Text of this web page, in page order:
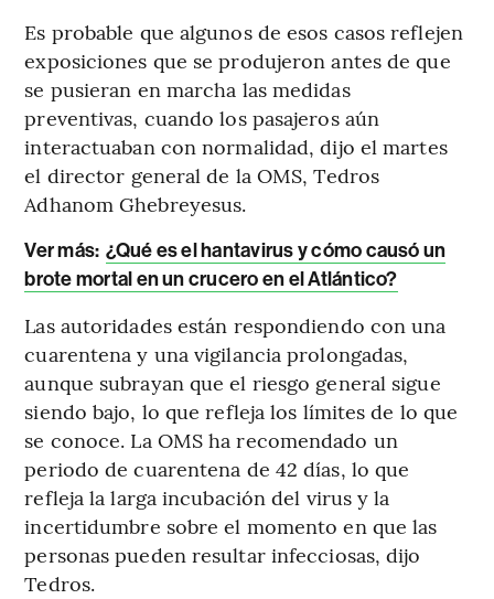
Es probable que algunos de esos casos reflejen
exposiciones que se produjeron antes de que
se pusieran en marcha las medidas
preventivas, cuando los pasajeros aún
interactuaban con normalidad, dijo el martes
el director general de la OMS, Tedros
Adhanom Ghebreyesus.
Ver más: ¿Qué es el hantavirus y cómo causó un
brote mortal en un crucero en el Atlántico?
Las autoridades están respondiendo con una
cuarentena y una vigilancia prolongadas,
aunque subrayan que el riesgo general sigue
siendo bajo, lo que refleja los límites de lo que
se conoce. La OMS ha recomendado un
periodo de cuarentena de 42 días, lo que
refleja la larga incubación del virus y la
incertidumbre sobre el momento en que las
personas pueden resultar infecciosas, dijo
Tedros.